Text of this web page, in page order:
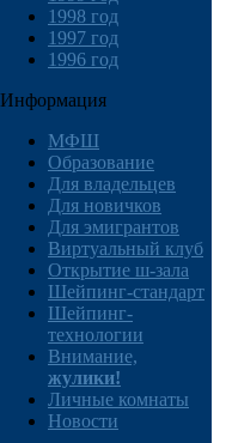
1998 год
1997 год
1996 год
Информация
МФШ
Образование
Для владельцев
Для новичков
Для эмигрантов
Виртуальный клуб
Открытие ш-зала
Шейпинг-стандарт
Шейпинг-
технологии
Внимание,
жулики!
Личные комнаты
Новости